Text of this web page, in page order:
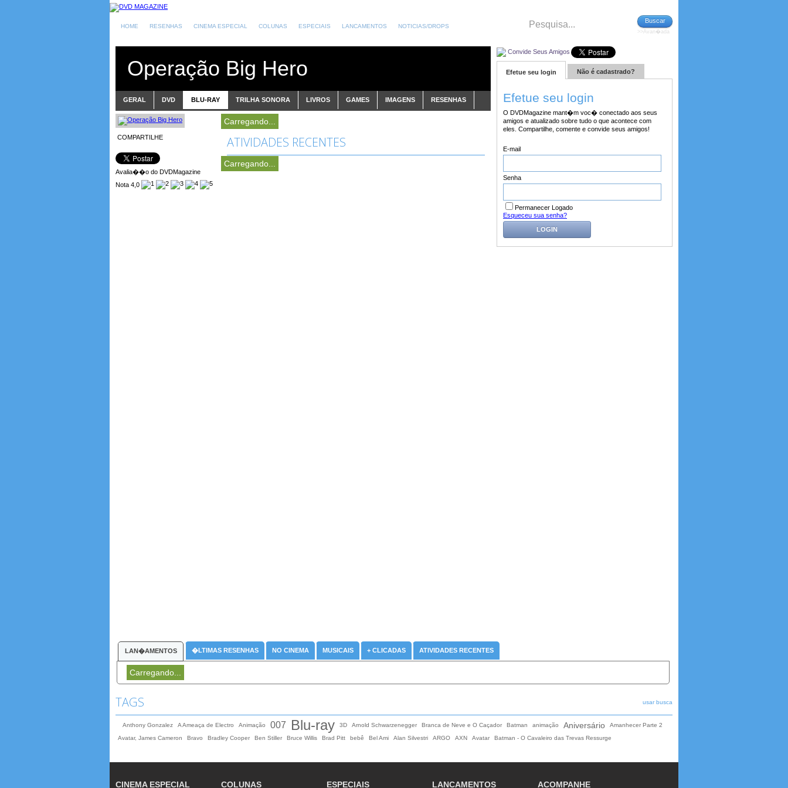
HOME RESENHAS CINEMA ESPECIAL COLUNAS ESPECIAIS LANCAMENTOS NOTICIAS/DROPS
Buscar
>>Avan�ada
Operação Big Hero
GERAL DVD BLU-RAY TRILHA SONORA LIVROS GAMES IMAGENS RESENHAS
COMPARTILHE
Avalia��o do DVDMagazine
Nota 4,0
Carregando...
ATIVIDADES RECENTES
Carregando...
Convide Seus Amigos
Efetue seu login Não é cadastrado?
Efetue seu login
O DVDMagazine mant�m voc� conectado aos seus
amigos e atualizado sobre tudo o que acontece com
eles. Compartilhe, comente e convide seus amigos!
E-mail
Senha
Permanecer Logado
Esqueceu sua senha?
LOGIN
LAN�AMENTOS �LTIMAS RESENHAS NO CINEMA MUSICAIS + CLICADAS ATIVIDADES RECENTES
Carregando...
TAGS usar busca
Anthony Gonzalez A Ameaça de Electro Animação 007 Blu-ray 3D Arnold Schwarzenegger Branca de Neve e O Caçador Batman animação Aniversário
Amanhecer Parte 2
Avatar, James Cameron
Bravo Bradley Cooper Ben Stiller Bruce Willis Brad Pitt bebê Bel Ami Alan Silvestri ARGO AXN Avatar Batman - O Cavaleiro das Trevas Ressurge
CINEMA ESPECIAL COLUNAS ESPECIAIS LANCAMENTOS ACOMPANHE